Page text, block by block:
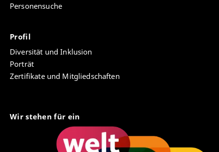
Personensuche
Profil
Diversität und Inklusion
Porträt
Zertifikate und Mitgliedschaften
Wir stehen für ein